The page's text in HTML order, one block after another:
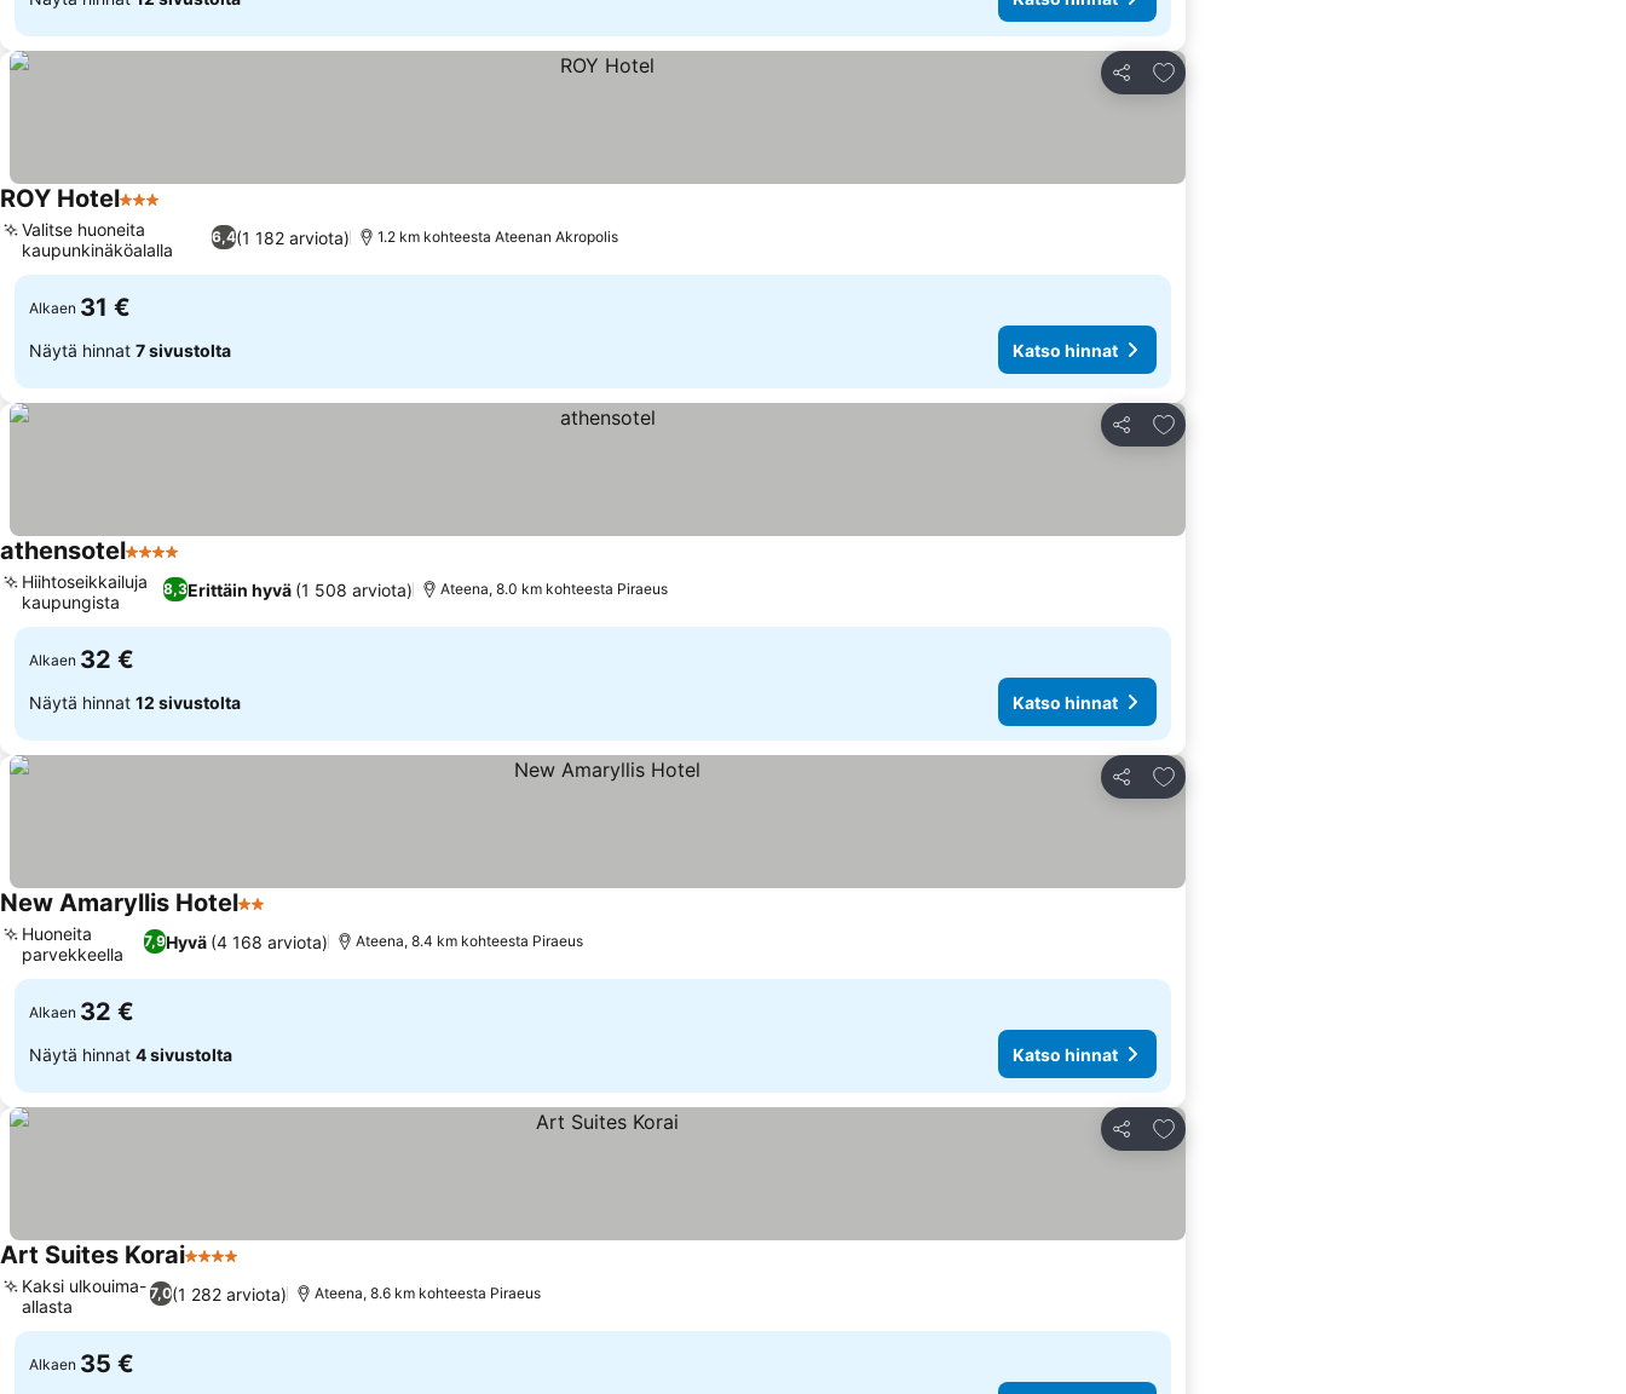
Jaa
Lisää suosikkeihin
ROY Hotel3 Tähtiluokitus
6,4(1 182 arviota)
Valitse huoneita
kaupunkinäköalalla
1.2 km kohteesta Ateenan Akropolis
Alkaen 31 €
Näytä hinnat 7 sivustolta Katso hinnat
Jaa
Lisää suosikkeihin
athensotel4 Tähtiluokitus
8,3Erittäin hyvä (1 508 arviota)
Hiihtoseikkailuja
kaupungista
Ateena, 8.0 km kohteesta Piraeus
Alkaen 32 €
Näytä hinnat 12 sivustolta Katso hinnat
Jaa
Lisää suosikkeihin
New Amaryllis Hotel2 Tähtiluokitus
7,9Hyvä (4 168 arviota)
Huoneita
parvekkeella
Ateena, 8.4 km kohteesta Piraeus
Alkaen 32 €
Näytä hinnat 4 sivustolta Katso hinnat
Jaa
Lisää suosikkeihin
Art Suites Korai4 Tähtiluokitus
7,0(1 282 arviota)
Kaksi ulkouima-
allasta
Ateena, 8.6 km kohteesta Piraeus
Alkaen 35 €